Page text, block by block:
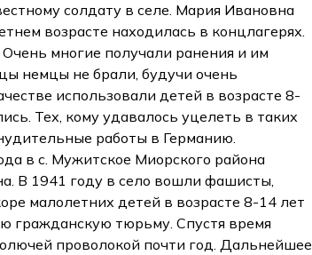
солдату в селе. Мария Ивановна
возрасте находилась в концлагерях.
многие получали ранения и им
немцы не брали, будучи очень
использовали детей в возрасте 8-
Тех, кому удавалось уцелеть в таких
работы в Германию.
в с. Мужитское Миорского района
В 1941 году в село вошли фашисты,
малолетних детей в возрасте 8-14 лет
гражданскую тюрьму. Спустя время
проволокой почти год. Дальнейшее